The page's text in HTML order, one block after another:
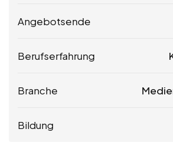
Angebotsende
Berufserfahrung
Branche
Bildung